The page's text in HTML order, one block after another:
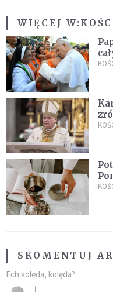
WIĘCEJ W:
SKOMENTUJ
Ech kolęda, kolęda?